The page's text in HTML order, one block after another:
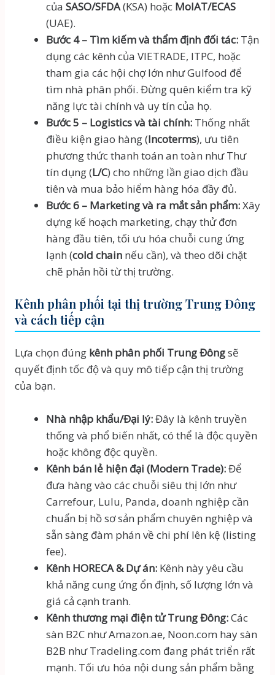
của SASO/SFDA(KSA) hoặc MoIAT/ECAS
(UAE).
Bước 4 – Tìm kiếm và thẩm định đối tác:Tận
dụng các kênh của VIETRADE, ITPC, hoặc
tham gia các hội chợ lớn như Gulfood để
tìm nhà phân phối. Đừng quên kiểm tra kỹ
năng lực tài chính và uy tín của họ.
Bước 5 – Logistics và tài chính:Thống nhất
điều kiện giao hàng (Incoterms), ưu tiên
phương thức thanh toán an toàn như Thư
tín dụng (L/C) cho những lần giao dịch đầu
tiên và mua bảo hiểm hàng hóa đầy đủ.
Bước 6 – Marketing và ra mắt sản phẩm:Xây
dựng kế hoạch marketing, chạy thử đơn
hàng đầu tiên, tối ưu hóa chuỗi cung ứng
lạnh (cold chainnếu cần), và theo dõi chặt
chẽ phản hồi từ thị trường.
Kênh phân phối tại thị trường Trung Đông
và cách tiếp cận
Lựa chọn đúng kênh phân phối Trung Đôngsẽ
quyết định tốc độ và quy mô tiếp cận thị trường
của bạn.
Nhà nhập khẩu/Đại lý:Đây là kênh truyền
thống và phổ biến nhất, có thể là độc quyền
hoặc không độc quyền.
Kênh bán lẻ hiện đại (Modern Trade):Để
đưa hàng vào các chuỗi siêu thị lớn như
Carrefour, Lulu, Panda, doanh nghiệp cần
chuẩn bị hồ sơ sản phẩm chuyên nghiệp và
sẵn sàng đàm phán về chi phí lên kệ (listing
fee).
Kênh HORECA & Dự án:Kênh này yêu cầu
khả năng cung ứng ổn định, số lượng lớn và
giá cả cạnh tranh.
Kênh thương mại điện tử Trung Đông:Các
sàn B2C như Amazon.ae, Noon.com hay sàn
B2B như Tradeling.com đang phát triển rất
mạnh. Tối ưu hóa nội dung sản phẩm bằng